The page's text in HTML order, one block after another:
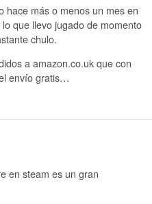
hace más o menos un mes en
que llevo jugado de momento
chulo.
a amazon.co.uk que con
envío gratis…
en steam es un gran